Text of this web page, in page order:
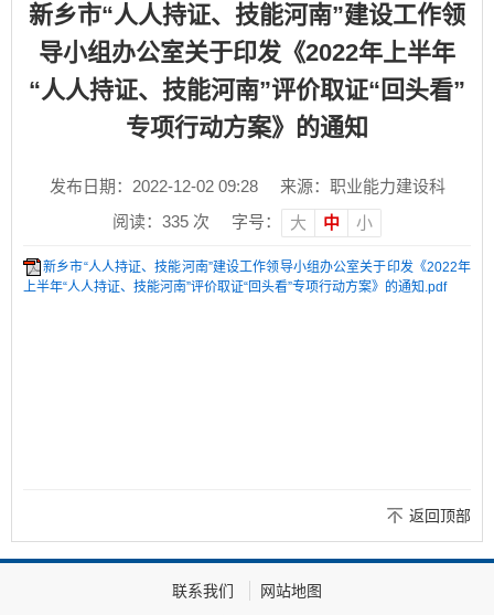
新乡市“人人持证、技能河南”建设工作领
导小组办公室关于印发《2022年上半年
“人人持证、技能河南”评价取证“回头看”
专项行动方案》的通知
发布日期：2022-12-02 09:28
来源：职业能力建设科
阅读： 335 次 字号： 大 中 小
新乡市“人人持证、技能河南”建设工作领导小组办公室关于印发《2022年
上半年“人人持证、技能河南”评价取证“回头看”专项行动方案》的通知.pdf
返回顶部
联系我们
网站地图